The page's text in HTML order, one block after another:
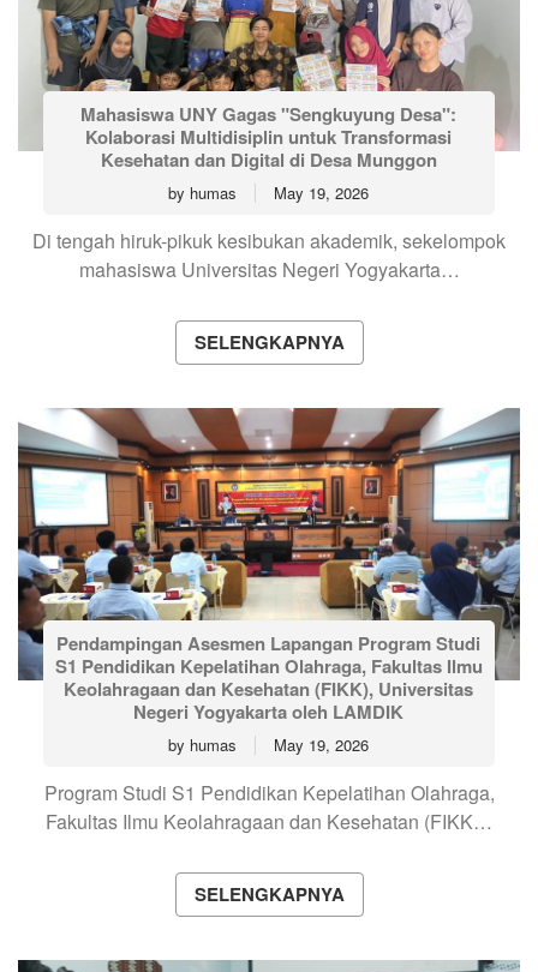
Mahasiswa UNY Gagas "Sengkuyung Desa":
Kolaborasi Multidisiplin untuk Transformasi
Kesehatan dan Digital di Desa Munggon
by humas May 19, 2026
Di tengah hiruk-pikuk kesibukan akademik, sekelompok
mahasiswa Universitas Negeri Yogyakarta…
SELENGKAPNYA
Pendampingan Asesmen Lapangan Program Studi
S1 Pendidikan Kepelatihan Olahraga, Fakultas Ilmu
Keolahragaan dan Kesehatan (FIKK), Universitas
Negeri Yogyakarta oleh LAMDIK
by humas May 19, 2026
Program Studi S1 Pendidikan Kepelatihan Olahraga,
Fakultas Ilmu Keolahragaan dan Kesehatan (FIKK…
SELENGKAPNYA